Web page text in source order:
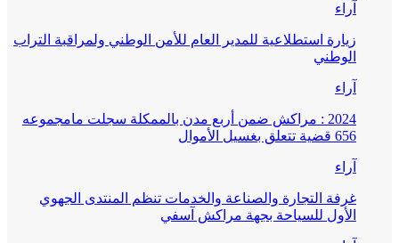
آراء
زيارة استطلاعية للمدير العام للأمن الوطني ولمراقبة التراب
الوطني
آراء
2024 : مراكش ضمن أربع مدن بالممكلة سجلت مامجموعه
656 قضية تتعلق بغسيل الأموال
آراء
غرفة التجارة والصناعة والخدمات تنظم المنتدى الجهوي
الأول للسياحة بجهة مراكش آسفي